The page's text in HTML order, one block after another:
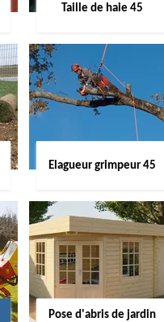
Taille de haie 45
Elagueur grimpeur 45
Pose d'abris de jardin